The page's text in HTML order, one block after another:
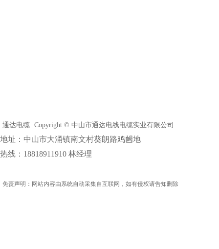
通达电缆 Copyright © 中山市通达电线电缆实业有限公司
地址：中山市大涌镇南文村葵朗路鸡乸地
热线：18818911910 林经理
免责声明：网站内容由系统自动采集自互联网，如有侵权请告知删除